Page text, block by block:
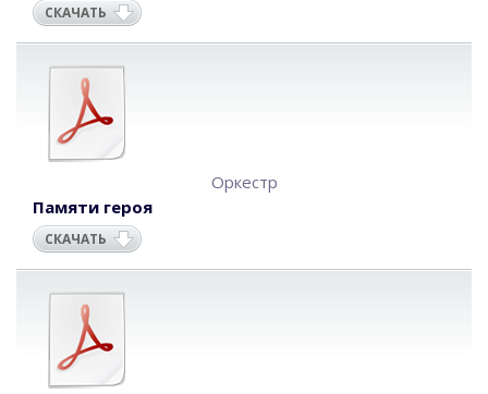
СКАЧАТЬ
Оркестр
Памяти героя
СКАЧАТЬ